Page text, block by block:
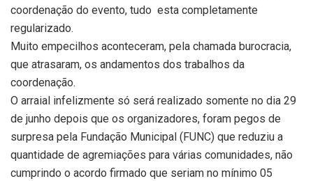
coordenação do evento, tudo esta completamente
regularizado.
Muito empecilhos aconteceram, pela chamada burocracia,
que atrasaram, os andamentos dos trabalhos da
coordenação.
O arraial infelizmente só será realizado somente no dia 29
de junho depois que os organizadores, foram pegos de
surpresa pela Fundação Municipal (FUNC) que reduziu a
quantidade de agremiações para várias comunidades, não
cumprindo o acordo firmado que seriam no mínimo 05